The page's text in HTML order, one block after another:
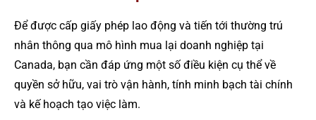
Để được cấp giấy phép lao động và tiến tới thường trú
nhân thông qua mô hình mua lại doanh nghiệp tại
Canada, bạn cần đáp ứng một số điều kiện cụ thể về
quyền sở hữu, vai trò vận hành, tính minh bạch tài chính
và kế hoạch tạo việc làm.